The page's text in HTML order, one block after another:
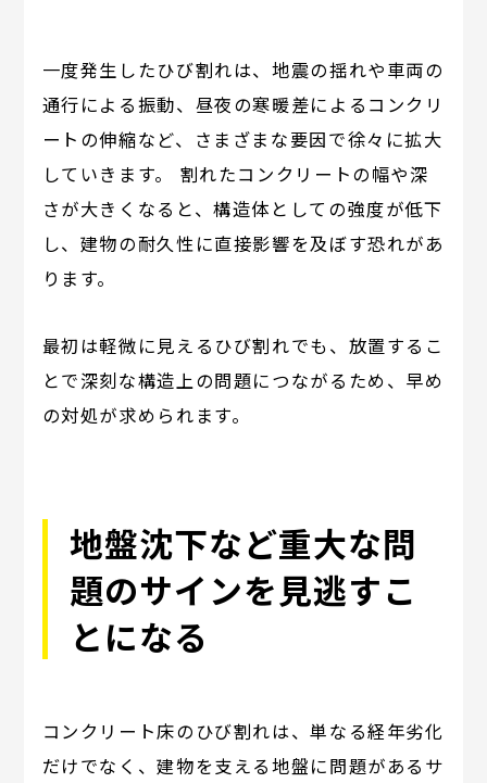
一度発生したひび割れは、地震の揺れや車両の
通行による振動、昼夜の寒暖差によるコンクリ
ートの伸縮など、さまざまな要因で徐々に拡大
していきます。 割れたコンクリートの幅や深
さが大きくなると、構造体としての強度が低下
し、建物の耐久性に直接影響を及ぼす恐れがあ
ります。
最初は軽微に見えるひび割れでも、放置するこ
とで深刻な構造上の問題につながるため、早め
の対処が求められます。
地盤沈下など重大な問
題のサインを見逃すこ
とになる
コンクリート床のひび割れは、単なる経年劣化
だけでなく、建物を支える地盤に問題があるサ